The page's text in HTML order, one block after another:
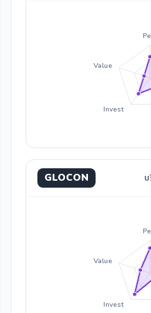
Invest
Value
GLOCON
Invest
Value